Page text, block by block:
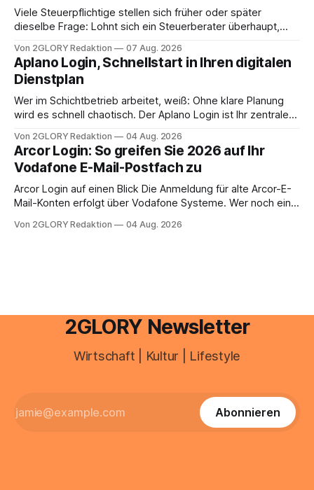
Viele Steuerpflichtige stellen sich früher oder später
dieselbe Frage: Lohnt sich ein Steuerberater überhaupt,
erledigen? Die kurze Antwort: Bei einfachen
Einkommensverhältnissen reicht häufig eine Steuersoftware
aus – sobald jedoch mehrere Einkunftsarten
zusammentreffen oder größere finanzielle Veränderungen
anstehen, zahlt sich professionelle Unterstützung meist
Von 2GLORY Redaktion 07 Aug. 2026
Aplano Login, Schnellstart in Ihren digitalen
Dienstplan
Wer im Schichtbetrieb arbeitet, weiß: Ohne klare Planung
wird es schnell chaotisch. Der Aplano Login ist Ihr zentraler
abwesenheiten und die gesamte kommunikation rund um
Ihr personal digital zu organisieren. In diesem Leitfaden
erfahren Sie alles, was Sie für einen reibungslosen Einstieg
brauchen, von der Registrierung
Von 2GLORY Redaktion 04 Aug. 2026
Arcor Login: So greifen Sie 2026 auf Ihr
Vodafone E-Mail-Postfach zu
Arcor Login auf einen Blick Die Anmeldung für alte Arcor-E-
Mail-Konten erfolgt über Vodafone Systeme. Wer noch eine
besitzt, loggt sich heute über das Vodafone E-Mail & Cloud
Von 2GLORY Redaktion 04 Aug. 2026
2GLORY Newsletter
Wirtschaft | Kultur | Lifestyle
Abonnieren